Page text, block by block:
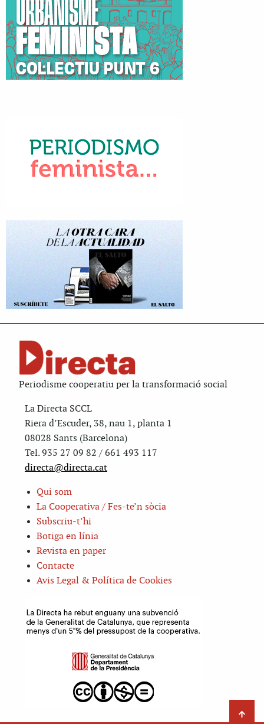
Periodisme cooperatiu per la transformació social
La Directa SCCL
Riera d’Escuder, 38, nau 1, planta 1
08028 Sants (Barcelona)
Tel. 935 27 09 82 / 661 493 117
directa@directa.cat
Qui som
La Cooperativa / Fes-te’n sòcia
Subscriu-t’hi
Botiga en línia
Revista en paper
Contacte
Avis Legal & Política de Cookies